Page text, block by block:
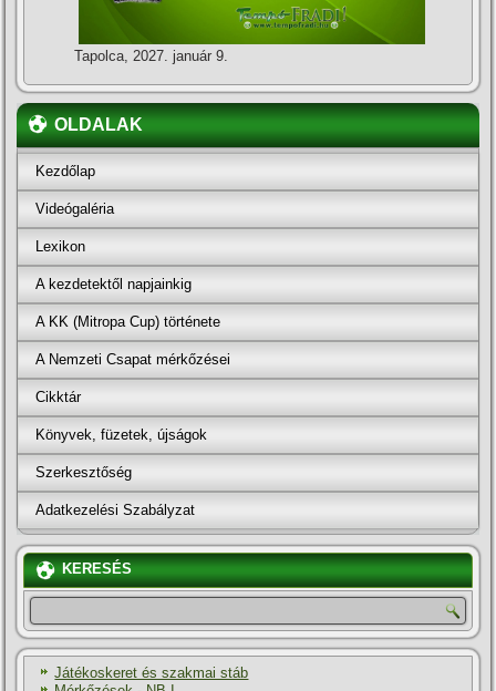
Tapolca, 2027. január 9.
OLDALAK
Kezdőlap
Videógaléria
Lexikon
A kezdetektől napjainkig
A KK (Mitropa Cup) története
A Nemzeti Csapat mérkőzései
Cikktár
Könyvek, füzetek, újságok
Szerkesztőség
Adatkezelési Szabályzat
KERESÉS
Játékoskeret és szakmai stáb